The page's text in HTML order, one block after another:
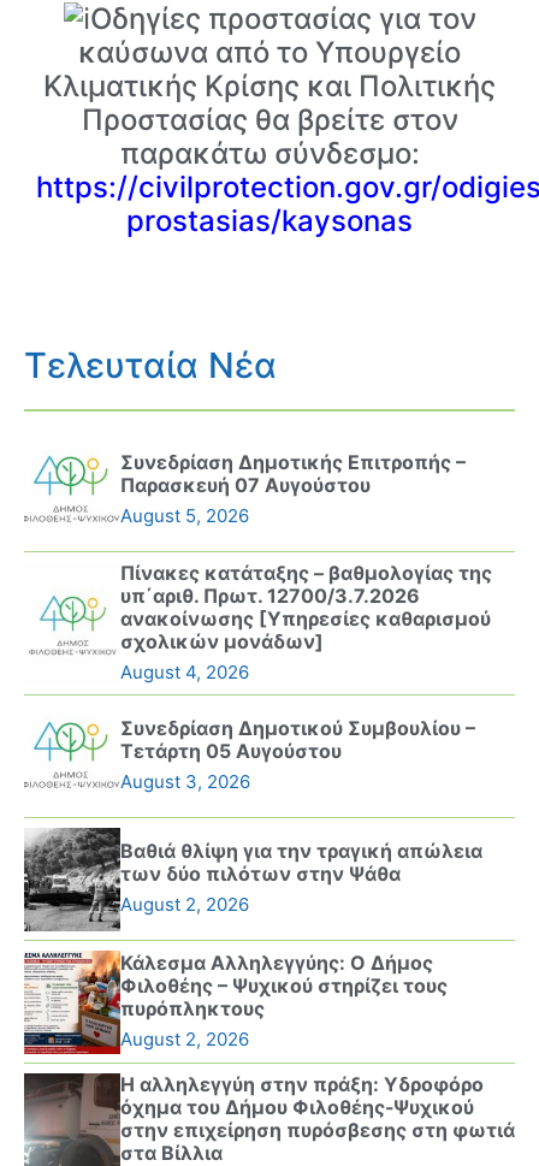
Οδηγίες προστασίας για τον
καύσωνα από το Υπουργείο
Κλιματικής Κρίσης και Πολιτικής
Προστασίας θα βρείτε στον
παρακάτω σύνδεσμο:
https://civilprotection.gov.gr/
prostasias/kaysonas
Τελευταία Νέα
Συνεδρίαση Δημοτικής Επιτροπής –
Παρασκευή 07 Αυγούστου
August 5, 2026
Πίνακες κατάταξης – βαθμολογίας της
υπ΄αριθ. Πρωτ. 12700/3.7.2026
ανακοίνωσης [Υπηρεσίες καθαρισμού
σχολικών μονάδων]
August 4, 2026
Συνεδρίαση Δημοτικού Συμβουλίου –
Τετάρτη 05 Αυγούστου
August 3, 2026
Βαθιά θλίψη για την τραγική απώλεια
των δύο πιλότων στην Ψάθα
August 2, 2026
Κάλεσμα Αλληλεγγύης: Ο Δήμος
Φιλοθέης – Ψυχικού στηρίζει τους
πυρόπληκτους
August 2, 2026
Η αλληλεγγύη στην πράξη: Υδροφόρο
όχημα του Δήμου Φιλοθέης-Ψυχικού
στην επιχείρηση πυρόσβεσης στη φωτιά
στα Βίλλια